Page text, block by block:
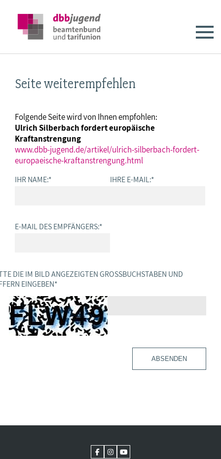
Seite weiterempfehlen
Folgende Seite wird von Ihnen empfohlen:
Ulrich Silberbach fordert europäische
Kraftanstrengung
www.dbb-jugend.de/artikel/ulrich-silberbach-fordert-
europaeische-kraftanstrengung.html
IHR NAME:* IHRE E-MAIL:*
E-MAIL DES EMPFÄNGERS:*
DIE IM BILD ANGEZEIGTEN GROSSBUCHSTABEN UND Z
EINGEBEN *
ABSENDEN